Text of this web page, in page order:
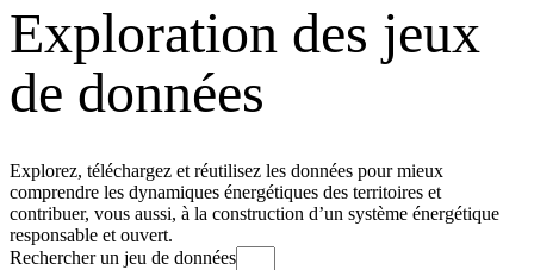
Exploration des jeux
de données
Explorez, téléchargez et réutilisez les données pour mieux
comprendre les dynamiques énergétiques des territoires et
contribuer, vous aussi, à la construction d’un système énergétique
responsable et ouvert.
Rechercher un jeu de données